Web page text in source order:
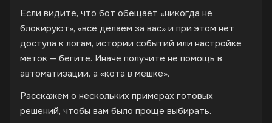
Если видите, что бот обещает «никогда не
блокируют», «всё делаем за вас» и при этом нет
доступа к логам, истории событий или настройке
меток — бегите. Иначе получите не помощь в
автоматизации, а «кота в мешке».
Расскажем о нескольких примерах готовых
решений, чтобы вам было проще выбирать.